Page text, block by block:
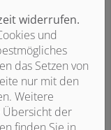
Text vor
oder
widerrufen.
und
das Setzen von
nur mit den
Weitere
Übersicht der